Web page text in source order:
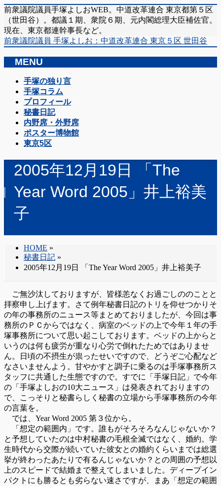
前衆議院議員手塚よしおWEB。中道改革連合 東京都第５区
（世田谷）。都議１期、衆院６期、元内閣総理大臣補佐官。
現在、東京都連幹事長など。
前衆議院議員 手塚よしお：中道改革連合 東京５区 世田谷
MENU
手塚の独り言
手塚コラム
プロフィール
秘書日記
内野席・外野席
ポスター博物館
東京5区
2005年12月19日 「The
Year Word 2005」井上裕美
子
HOME »
秘書日記 »
2005年12月19日 「The Year Word 2005」井上裕美子
ご無沙汰しておりますが、皆様恙なくお過ごしののことと
拝察申し上げます。さて例年秘書日記のトリを仰せつかりそ
の年の事務所のニュース等まとめておりましたが、今回は事
務所のＰＣからではなく、病室のベッドの上で今年１年の手
塚事務所について思い起こしております。ベッドの上からと
いうのは何も疲労が重なり心労で倒れたためではありませ
ん。日頃の不摂生が祟ったせいですので、どうぞご心配など
なさいませんよう。甘やかすと調子に乗るのは手塚事務所ス
タッフに共通した生態ですので。すでに「手塚日記」で今年
の「手塚よしおの10大ニュース」は発表されておりますの
で、こっそりと秘書らしく秘書の立場から手塚事務所の今年
の言葉を。
では、Year Word 2005 第３位から。
「想定の範囲内」です。誰もがそろそろなんじゃないか？
と予想していたのは中村秘書の毛根全滅ではなく、婚約。学
生時代から交際が続いていた彼女との婚約くらいまでは総選
挙が終わったあたりで有るんじゃないか？との周囲の予想以
上のスピードで結婚まで整えてしまいました。ディープイン
パクトにも勝るとも劣らない速さですが、まあ「想定の範囲